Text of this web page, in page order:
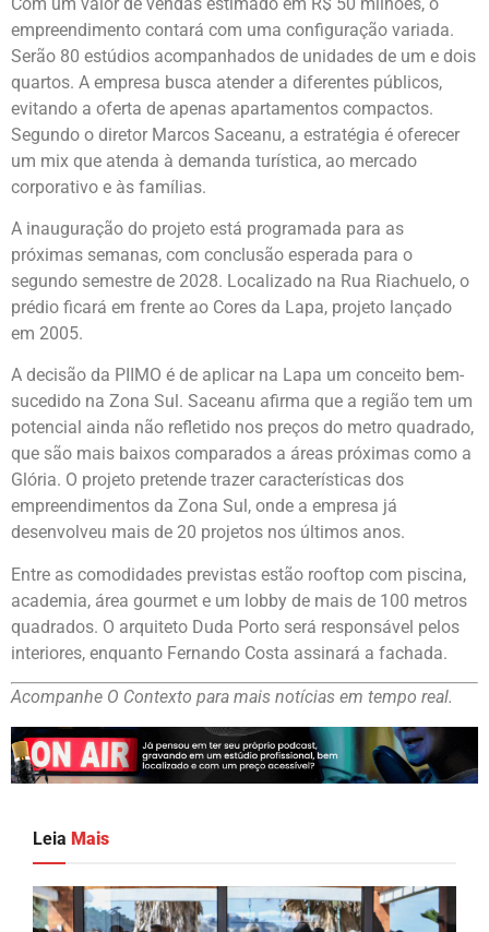
empreendimento contará com uma configuração variada.
Serão 80 estúdios acompanhados de unidades de um e dois
quartos. A empresa busca atender a diferentes públicos,
evitando a oferta de apenas apartamentos compactos.
Segundo o diretor Marcos Saceanu, a estratégia é oferecer
um mix que atenda à demanda turística, ao mercado
corporativo e às famílias.
A inauguração do projeto está programada para as
próximas semanas, com conclusão esperada para o
segundo semestre de 2028. Localizado na Rua Riachuelo, o
prédio ficará em frente ao Cores da Lapa, projeto lançado
em 2005.
A decisão da PIIMO é de aplicar na Lapa um conceito bem-
sucedido na Zona Sul. Saceanu afirma que a região tem um
potencial ainda não refletido nos preços do metro quadrado,
que são mais baixos comparados a áreas próximas como a
Glória. O projeto pretende trazer características dos
empreendimentos da Zona Sul, onde a empresa já
desenvolveu mais de 20 projetos nos últimos anos.
Entre as comodidades previstas estão rooftop com piscina,
academia, área gourmet e um lobby de mais de 100 metros
quadrados. O arquiteto Duda Porto será responsável pelos
interiores, enquanto Fernando Costa assinará a fachada.
Acompanhe O Contexto para mais notícias em tempo real.
Leia Mais